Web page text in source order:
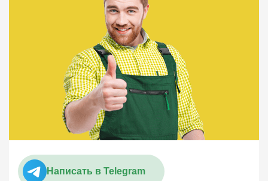
Написать в Telegram